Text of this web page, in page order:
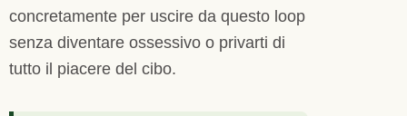
concretamente per uscire da questo loop
senza diventare ossessivo o privarti di
tutto il piacere del cibo.